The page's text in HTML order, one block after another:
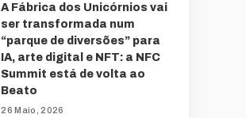
A Fábrica dos Unicórnios vai
ser transformada num
“parque de diversões” para
IA, arte digital e NFT: a NFC
Summit está de volta ao
Beato
26 Maio, 2026